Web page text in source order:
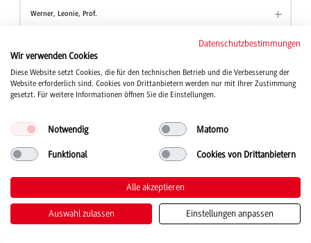
Werner, Leonie, Prof.
Akademische Mitarbeiterin Angewandte Hebammenwissenschaft
Wind, Tanja, Prof. Dr.
Studiengang Kinder- und Jugendhilfe
Professor Studiengang BWL - Industrie
Professor Studiengang BWL - Industrial Business Management
Stellvertretende Ansprechpartnerin der Beauftragten für Chancengleichheit
Witt, Alexander
Datenschutzbestimmungen
Wir verwenden Cookies
Diese Website setzt Cookies, die für den technischen Betrieb und die Verbesserung der
Website erforderlich sind. Cookies von Drittanbietern werden nur mit Ihrer Zustimmung
gesetzt. Für weitere Informationen öffnen Sie die Einstellungen.
Notwendig Matomo
Funktional Cookies von Drittanbietern
Alle akzeptieren
Auswahl zulassen Einstellungen anpassen